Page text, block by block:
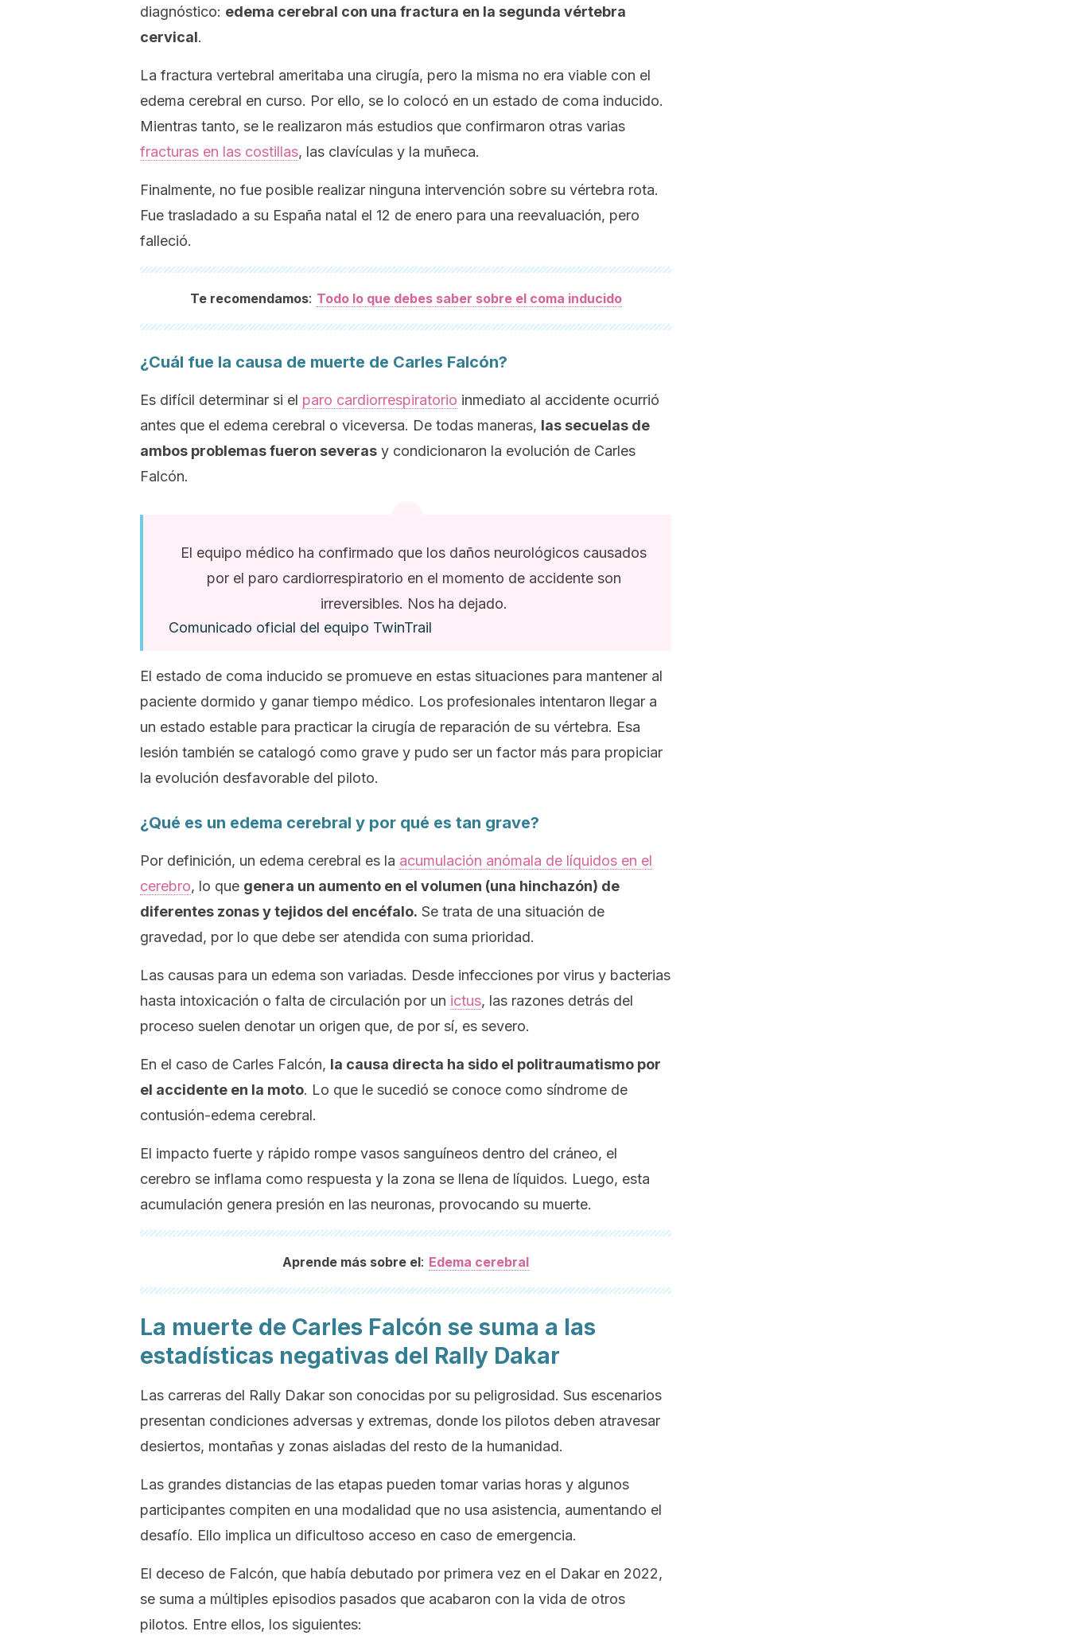
diagnóstico: edema cerebral con una fractura en la segunda vértebra
cervical.
La fractura vertebral ameritaba una cirugía, pero la misma no era viable con el
edema cerebral en curso. Por ello, se lo colocó en un estado de coma inducido.
Mientras tanto, se le realizaron más estudios que confirmaron otras varias
fracturas en las costillas, las clavículas y la muñeca.
Finalmente, no fue posible realizar ninguna intervención sobre su vértebra rota.
Fue trasladado a su España natal el 12 de enero para una reevaluación, pero
falleció.
Te recomendamos: Todo lo que debes saber sobre el coma inducido
¿Cuál fue la causa de muerte de Carles Falcón?
Es difícil determinar si el paro cardiorrespiratorio inmediato al accidente ocurrió
antes que el edema cerebral o viceversa. De todas maneras, las secuelas de
ambos problemas fueron severas y condicionaron la evolución de Carles
Falcón.
El equipo médico ha confirmado que los daños neurológicos causados
por el paro cardiorrespiratorio en el momento de accidente son
irreversibles. Nos ha dejado.
Comunicado oficial del equipo TwinTrail
El estado de coma inducido se promueve en estas situaciones para mantener al
paciente dormido y ganar tiempo médico. Los profesionales intentaron llegar a
un estado estable para practicar la cirugía de reparación de su vértebra. Esa
lesión también se catalogó como grave y pudo ser un factor más para propiciar
la evolución desfavorable del piloto.
¿Qué es un edema cerebral y por qué es tan grave?
Por definición, un edema cerebral es la acumulación anómala de líquidos en el
cerebro, lo que genera un aumento en el volumen (una hinchazón) de
diferentes zonas y tejidos del encéfalo. Se trata de una situación de
gravedad, por lo que debe ser atendida con suma prioridad.
Las causas para un edema son variadas. Desde infecciones por virus y bacterias
hasta intoxicación o falta de circulación por un ictus, las razones detrás del
proceso suelen denotar un origen que, de por sí, es severo.
En el caso de Carles Falcón, la causa directa ha sido el politraumatismo por
el accidente en la moto. Lo que le sucedió se conoce como síndrome de
contusión-edema cerebral.
El impacto fuerte y rápido rompe vasos sanguíneos dentro del cráneo, el
cerebro se inflama como respuesta y la zona se llena de líquidos. Luego, esta
acumulación genera presión en las neuronas, provocando su muerte.
Aprende más sobre el: Edema cerebral
La muerte de Carles Falcón se suma a las
estadísticas negativas del Rally Dakar
Las carreras del Rally Dakar son conocidas por su peligrosidad. Sus escenarios
presentan condiciones adversas y extremas, donde los pilotos deben atravesar
desiertos, montañas y zonas aisladas del resto de la humanidad.
Las grandes distancias de las etapas pueden tomar varias horas y algunos
participantes compiten en una modalidad que no usa asistencia, aumentando el
desafío. Ello implica un dificultoso acceso en caso de emergencia.
El deceso de Falcón, que había debutado por primera vez en el Dakar en 2022,
se suma a múltiples episodios pasados que acabaron con la vida de otros
pilotos. Entre ellos, los siguientes: